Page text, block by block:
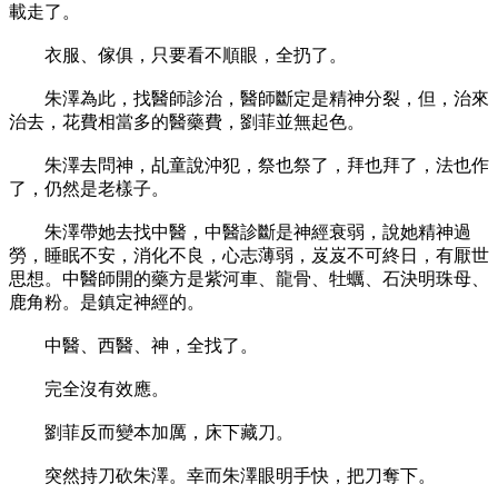
載走了。
衣服、傢俱，只要看不順眼，全扔了。
朱澤為此，找醫師診治，醫師斷定是精神分裂，但，治來
治去，花費相當多的醫藥費，劉菲並無起色。
朱澤去問神，乩童說沖犯，祭也祭了，拜也拜了，法也作
了，仍然是老樣子。
朱澤帶她去找中醫，中醫診斷是神經衰弱，說她精神過
勞，睡眠不安，消化不良，心志薄弱，岌岌不可終日，有厭世
思想。中醫師開的藥方是紫河車、龍骨、牡蠣、石決明珠母、
鹿角粉。是鎮定神經的。
中醫、西醫、神，全找了。
完全沒有效應。
劉菲反而變本加厲，床下藏刀。
突然持刀砍朱澤。幸而朱澤眼明手快，把刀奪下。